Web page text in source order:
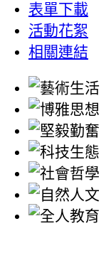
表單下載
活動花絮
相關連結